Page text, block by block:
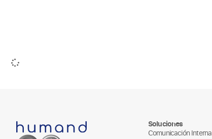
Soluciones
Comunicación Interna